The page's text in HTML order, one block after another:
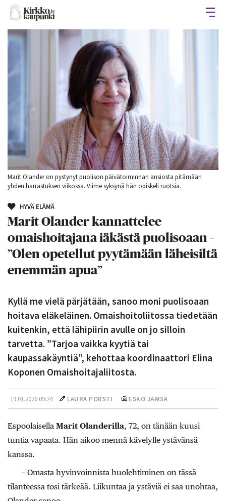
Marit Olander on pystynyt puolison päivätoiminnan ansiosta pitämään
yhden harrastuksen viikossa. Viime syksynä hän opiskeli ruotsia.
HYVÄ ELÄMÄ
Marit Olander kannattelee
omaishoitajana iäkästä puolisoaan –
”Olen opetellut pyytämään läheisiltä
enemmän apua”
Kyllä me vielä pärjätään, sanoo moni puolisoaan
hoitava eläkeläinen. Omaishoitoliitossa tiedetään
kuitenkin, että lähipiirin avulle on jo silloin
tarvetta. ”Tarjoa vaikka kyytiä tai
kaupassakäyntiä”, kehottaa koordinaattori Elina
Koponen Omaishoitajaliitosta.
19.01.2026 09:24 LAURA PÖRSTI ESKO JÄMSÄ
Espoolaisella Marit Olanderilla, 72, on tänään kuusi
tuntia vapaata. Hän aikoo mennä kävelylle ystävänsä
kanssa.
– Omasta hyvinvoinnista huolehtiminen on tässä
tilanteessa tosi tärkeää. Liikuntaa ja ystäviä ei saa unohtaa,